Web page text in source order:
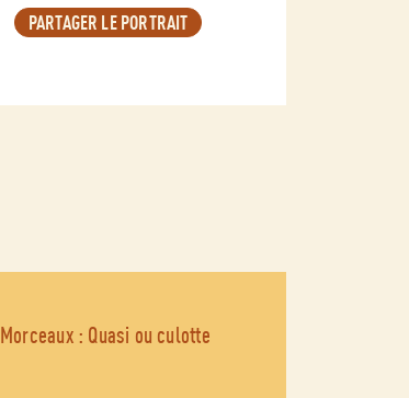
PARTAGER LE PORTRAIT
Morceaux : Quasi ou culotte